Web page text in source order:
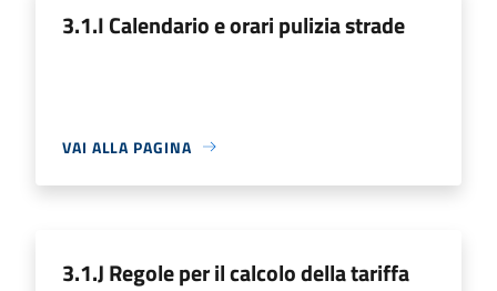
3.1.I Calendario e orari pulizia strade
VAI ALLA PAGINA
3.1.J Regole per il calcolo della tariffa